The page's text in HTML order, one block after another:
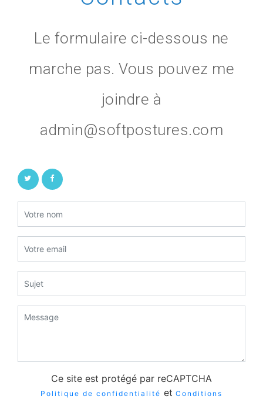
Le formulaire ci-dessous ne
marche pas. Vous pouvez me
joindre à
admin@softpostures.com
Ce site est protégé par reCAPTCHA
Politique de confidentialité et Conditions